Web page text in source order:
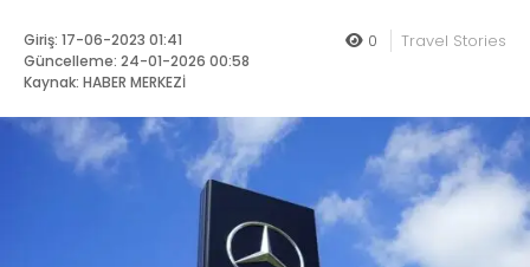
Giriş: 17-06-2023 01:41
Güncelleme: 24-01-2026 00:58
Kaynak: HABER MERKEZİ
0 Travel Stories